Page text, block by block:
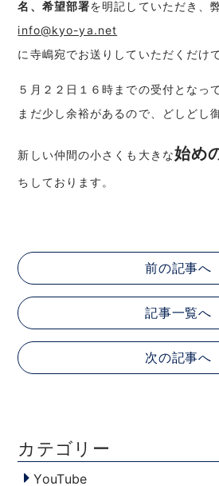
名、希望部署を明記していただき、
info@kyo-ya.net
に寺嶋宛でお送りしていただくだけ
５月２２日１６時までの受付となっ
まだ少し余裕があるので、どしどし
新しい仲間の小さくも大きな始め
ちしております。
前の記事へ
記事一覧へ
次の記事へ
カテゴリー
YouTube